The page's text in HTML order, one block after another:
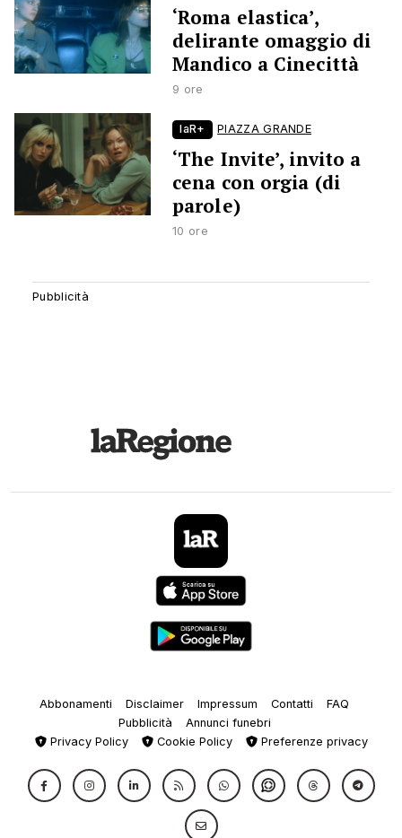
‘Roma elastica’,
delirante omaggio di
Mandico a Cinecittà
9 ore
laR+ PIAZZA GRANDE
‘The Invite’, invito a
cena con orgia (di
parole)
10 ore
Abbonamenti Disclaimer Impressum Contatti
FAQ
Pubblicità
Annunci funebri
Privacy Policy
Cookie Policy Preferenze privacy